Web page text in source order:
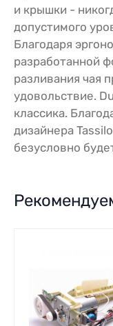
и крышки -
допустимого
Благодаря
разработанной
разливания чая
удовольствие.
классика.
дизайнера
безусловно